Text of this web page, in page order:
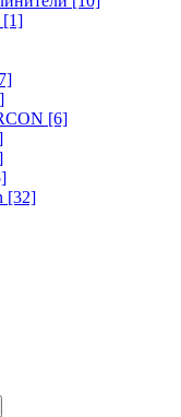
[1]
[6]
[32]